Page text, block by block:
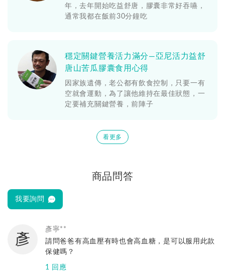
年，去年開始吃益舒唐，膠囊非常好吞嚥，
通常我都在飯前30分鐘吃
穩定關鍵營養活力滿分—亞尼活力益舒
唐山苦瓜膠囊食用心得
因家族遺傳，老公都有飲食控制，只要一有
空就會運動，為了讓他維持在最佳狀態，一
定要補充關鍵營養，前陣子
看更多
商品問答
我要詢問
彥
彥寧**
請問爸爸有高血壓有時也會高血糖，是可以服用此款
保健嗎？
1 回應